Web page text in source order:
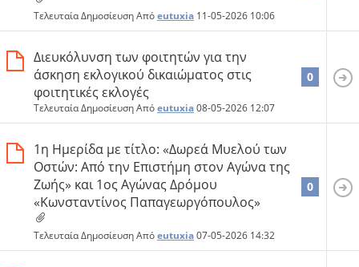
Τελευταία Δημοσίευση Απόeutuxia 11-05-2026 10:06
Διευκόλυνση των φοιτητών για την
άσκηση εκλογικού δικαιώματος στις
φοιτητικές εκλογές
Τελευταία Δημοσίευση Απόeutuxia08-05-2026 12:07
0
1η Ημερίδα με τίτλο: «Δωρεά Μυελού των
Οστών: Από την Επιστήμη στον Αγώνα της
Ζωής» και 1ος Αγώνας Δρόμου
«Κωνσταντίνος Παπαγεωργόπουλος»
Τελευταία Δημοσίευση Απόeutuxia07-05-2026 14:32
0